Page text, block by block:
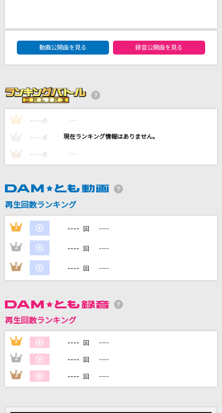
こっちをお向きよソフィア
TOMOO
ブラック★ロックシューター
supercell feat.初音ミク
TOMORROW
米米CLUB
カラオケ最新情報をチェック！
DAM★ともボーカルエントリーランキング
動画公開曲を見る
録音公開曲を見る
1 ---- 点 ----
---- 点 ----
3 ---- 点 ----
再生回数ランキング
1 ---- 回 ----
2 ---- 回 ----
3 ---- 回 ----
再生回数ランキング
1 ---- 回 ----
2 ---- 回 ----
3 ---- 回 ----